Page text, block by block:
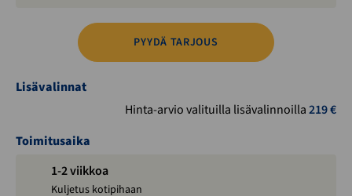
PYYDÄ TARJOUS
Lisävalinnat
Hinta-arvio valituilla lisävalinnoilla219€
Toimitusaika
1-2 viikkoa
Kuljetus kotipihaan